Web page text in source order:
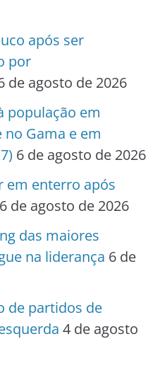
após ser
por
de agosto de 2026
população em
Gama e em
6 de agosto de 2026
em enterro após
6 de agosto de 2026
das maiores
na liderança 6 de
de partidos de
4 de agosto